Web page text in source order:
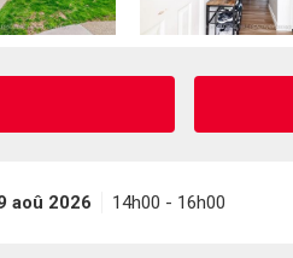
aoû 2026 14h00 - 16h00